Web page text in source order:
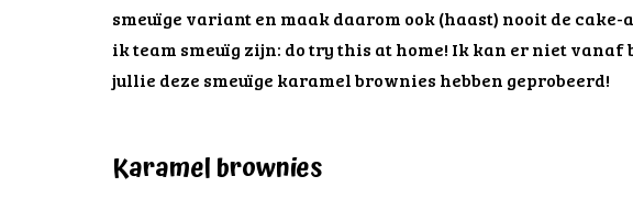
smeuïge variant en maak daarom ook (haast) nooit de
ik team smeuïg zijn: do try this at home! Ik kan er niet
jullie deze smeuïge karamel brownies hebben geprobeerd!
Karamel brownies